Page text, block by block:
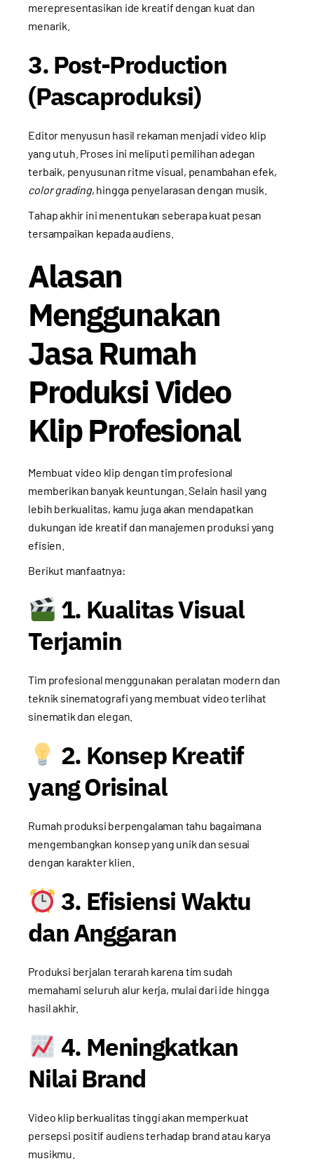
merepresentasikan ide kreatif dengan kuat dan
menarik.
3. Post-Production
(Pascaproduksi)
Editor menyusun hasil rekaman menjadi video klip
yang utuh. Proses ini meliputi pemilihan adegan
terbaik, penyusunan ritme visual, penambahan efek,
color grading, hingga penyelarasan dengan musik.
Tahap akhir ini menentukan seberapa kuat pesan
tersampaikan kepada audiens.
Alasan
Menggunakan
Jasa Rumah
Produksi Video
Klip Profesional
Membuat video klip dengan tim profesional
memberikan banyak keuntungan. Selain hasil yang
lebih berkualitas, kamu juga akan mendapatkan
dukungan ide kreatif dan manajemen produksi yang
efisien.
Berikut manfaatnya:
1. Kualitas Visual
Terjamin
Tim profesional menggunakan peralatan modern dan
teknik sinematografi yang membuat video terlihat
sinematik dan elegan.
2. Konsep Kreatif
yang Orisinal
Rumah produksi berpengalaman tahu bagaimana
mengembangkan konsep yang unik dan sesuai
dengan karakter klien.
3. Efisiensi Waktu
dan Anggaran
Produksi berjalan terarah karena tim sudah
memahami seluruh alur kerja, mulai dari ide hingga
hasil akhir.
4. Meningkatkan
Nilai Brand
Video klip berkualitas tinggi akan memperkuat
persepsi positif audiens terhadap brand atau karya
musikmu.